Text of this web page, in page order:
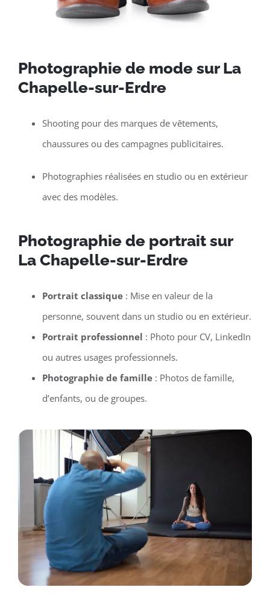
Photographie de mode sur La
Chapelle-sur-Erdre
Shooting pour des marques de vêtements,
chaussures ou des campagnes publicitaires.
Photographies réalisées en studio ou en extérieur
avec des modèles.
Photographie de portrait sur
La Chapelle-sur-Erdre
Portrait classique: Mise en valeur de la
personne, souvent dans un studio ou en extérieur.
Portrait professionnel : Photo pour CV, LinkedIn
ou autres usages professionnels.
Photographie de famille: Photos de famille,
d’enfants, ou de groupes.